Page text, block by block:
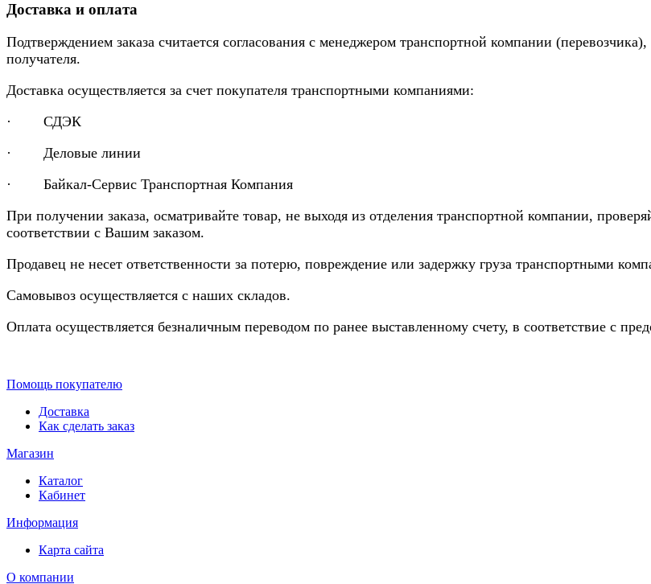
Доставка и оплата
Подтверждением заказа считается согласования с менеджером транспортной компании
получателя.
Доставка осуществляется за счет покупателя транспортными компаниями:
· СДЭК
· Деловые линии
· Байкал-Сервис Транспортная Компания
При получении заказа, осматривайте товар, не выходя из отделения транспортной компании,
соответствии с Вашим заказом.
Продавец не несет ответственности за потерю, повреждение или задержку груза транспортными
Самовывоз осуществляется с наших складов.
Оплата осуществляется безналичным переводом по ранее выставленному счету, в соответствие с
Помощь покупателю
Доставка
Как сделать заказ
Магазин
Каталог
Кабинет
Информация
Карта сайта
О компании